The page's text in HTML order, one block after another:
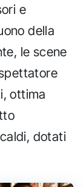
e
della
le scene
ottima
dotati